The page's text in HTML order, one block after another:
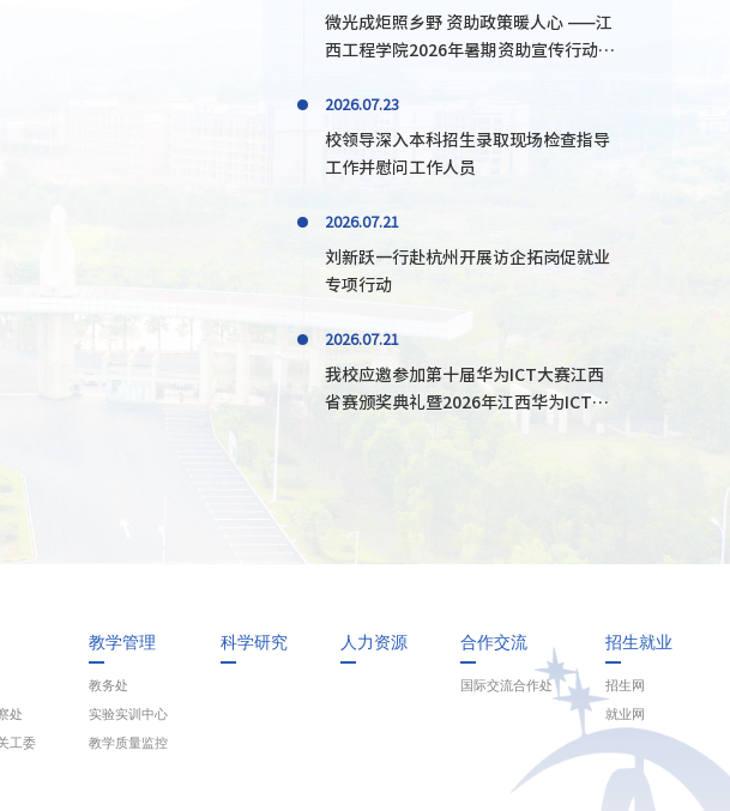
微光成炬照乡野 资助政策暖人心 ——江
西工程学院2026年暑期资助宣传行动成
2026.07.23
校领导深入本科招生录取现场检查指导
工作并慰问工作人员
2026.07.21
刘新跃一行赴杭州开展访企拓岗促就业
专项行动
2026.07.21
我校应邀参加第十届华为ICT大赛江西
省赛颁奖典礼暨2026年江西华为ICT学
处
工委
教学管理
教务处
实验实训中心
教学质量监控
科学研究 人力资源 合作交流
国际交流合作处
招生就业
招生网
就业网